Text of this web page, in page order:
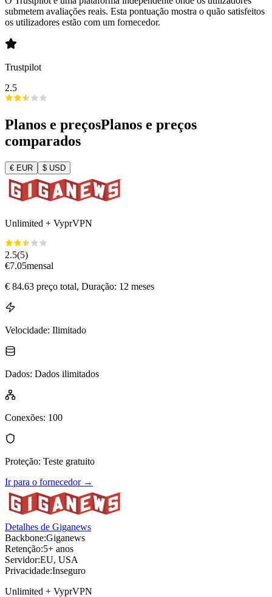
submetem avaliações reais. Esta pontuação mostra o quão satisfeitos
os utilizadores estão com um fornecedor.
Trustpilot
2.5
Planos e preçosPlanos e preços
comparados
€ EUR $ USD
Unlimited + VyprVPN
2.5(5)
€7.05mensal
€ 84.63 preço total, Duração: 12 meses
Velocidade: Ilimitado
Dados: Dados ilimitados
Conexões: 100
Proteção: Teste gratuito
Ir para o fornecedor→
Detalhes de Giganews
Backbone:Giganews
Retenção:5+ anos
Servidor:EU, USA
Privacidade:Inseguro
Unlimited + VyprVPN